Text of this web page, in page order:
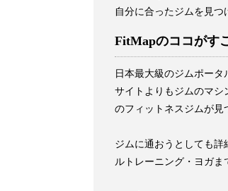
自分に合ったジムを見つ
FitMapのココがす
日本最大級のジムポー
サイトよりもジムのマシ
のフィットネスジムが見
ジムに通おうとしても
ルトレーニング・ヨガま